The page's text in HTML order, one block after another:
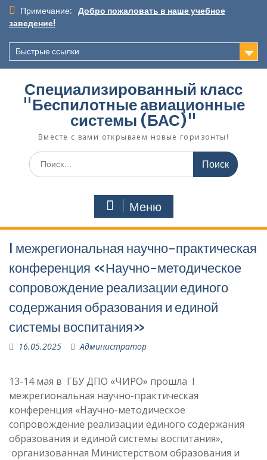
Перейти
содержимому
Примечание:
Добро пожаловать в наше учебное
заведение!
Быстрые ссылки
Специализированный класс
"Беспилотные авиационные
системы (БАС)"
Вместе с вами открываем новые горизонты!
Поиск
по:
Меню
I межрегиональная научно-практическая
конференция «Научно-методическое
сопровождение реализации единого
содержания образования и единой
системы воспитания»
16.05.2025 Администратор
13-14 мая в ГБУ ДПО «ЧИРО» прошла I
межрегиональная научно-практическая
конференция «Научно-методическое
сопровождение реализации единого содержания
образования и единой системы воспитания»,
организованная Министерством образования и